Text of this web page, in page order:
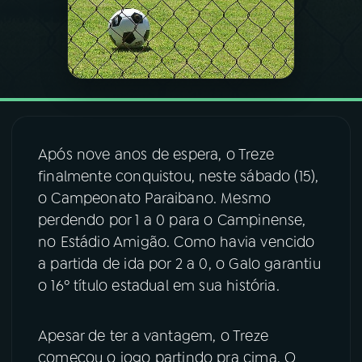
PROGRAMAS
PODCASTS
07ÚLTIMAS
FESTIVAL DE MÚSICA
ACOMPANHE A RÁDIO NACIONAL
Após nove anos de espera, o Treze
finalmente conquistou, neste sábado (15),
o Campeonato Paraibano. Mesmo
perdendo por 1 a 0 para o Campinense,
no Estádio Amigão. Como havia vencido
a partida de ida por 2 a 0, o Galo garantiu
o 16º título estadual em sua história.
Apesar de ter a vantagem, o Treze
começou o jogo partindo pra cima. O